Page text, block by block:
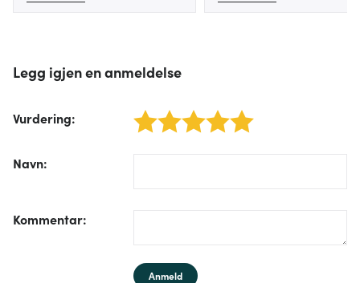
Legg igjen en anmeldelse
Vurdering: 1 star 2 stars 3 stars 4 stars 5 stars
Navn:
/form/label/author:
Kommentar:
Anmeld